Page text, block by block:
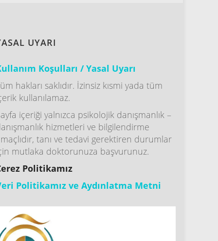
UYARI
Koşulları / Yasal Uyarı
hakları saklıdır. İzinsiz kısmi yada tüm
kullanılamaz.
içeriği yalnızca psikolojik danışmanlık –
hizmetleri ve bilgilendirme
tanı ve tedavi gerektiren durumlar
mutlaka doktorunuza başvurunuz.
Politikamız
Politikamız ve Aydınlatma Metni